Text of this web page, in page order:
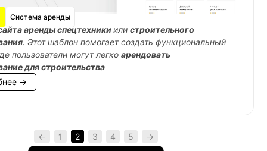
Система аренды
аренды спецтехникиилистроительного
. Этот шаблон помогает создать функциональный
пользователи могут легкоарендовать
для строительства
→
← 1 2 3 4 5 →